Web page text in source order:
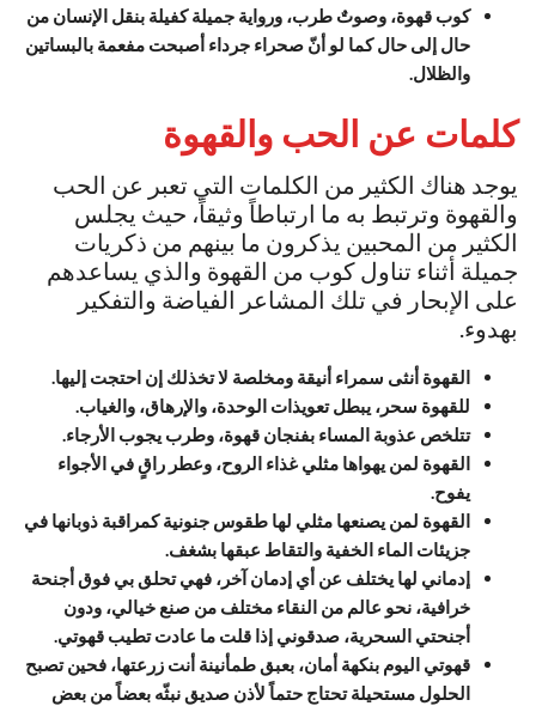
كوب قهوة، وصوتٌ طرب، ورواية جميلة كفيلة بنقل الإنسان من
حال إلى حال كما لو أنّ صحراء جرداء أصبحت مفعمة بالبساتين
والظلال.
كلمات عن الحب والقهوة
يوجد هناك الكثير من الكلمات التي تعبر عن الحب
والقهوة وترتبط به ما ارتباطاً وثيقاً، حيث يجلس
الكثير من المحبين يذكرون ما بينهم من ذكريات
جميلة أثناء تناول كوب من القهوة والذي يساعدهم
على الإبحار في تلك المشاعر الفياضة والتفكير
بهدوء.
القهوة أنثى سمراء أنيقة ومخلصة لا تخذلك إن احتجت إليها.
للقهوة سحر، يبطل تعويذات الوحدة، والإرهاق، والغياب.
تتلخص عذوبة المساء بفنجان قهوة، وطرب يجوب الأرجاء.
القهوة لمن يهواها مثلي غذاء الروح، وعطر راقٍ في الأجواء
يفوح.
القهوة لمن يصنعها مثلي لها طقوس جنونية كمراقبة ذوبانها في
جزيئات الماء الخفية والتقاط عبقها بشغف.
إدماني لها يختلف عن أي إدمان آخر، فهي تحلق بي فوق أجنحة
خرافية، نحو عالم من النقاء مختلف من صنع خيالي، ودون
أجنحتي السحرية، صدقوني إذا قلت ما عادت تطيب قهوتي.
قهوتي اليوم بنكهة أمان، بعبق طمأنينة أنت زرعتها، فحين تصبح
الحلول مستحيلة تحتاج حتماً لأذن صديق نبثّه بعضاً من بعض